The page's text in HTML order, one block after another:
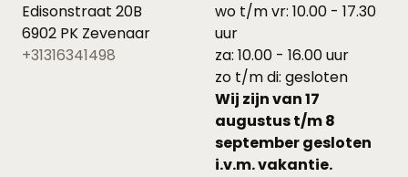
Edisonstraat 20B
6902 PK Zevenaar
+31316341498
wo t/m vr: 10.00 - 17.30
uur
za: 10.00 - 16.00 uur
zo t/m di: gesloten
Wij zijn van 17
augustus t/m 8
september gesloten
i.v.m. vakantie.